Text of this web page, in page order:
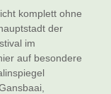
komplett ohne
der
im
auf besondere